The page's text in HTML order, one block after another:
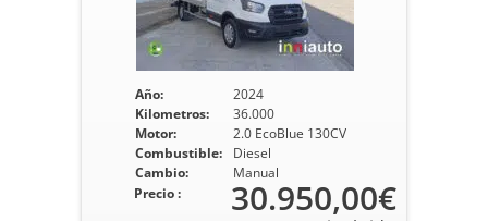
Año:
2024
Kilometros:
36.000
Motor:
2.0 EcoBlue 130CV
Combustible:
Diesel
Cambio:
Manual
Precio : 30.950,00€